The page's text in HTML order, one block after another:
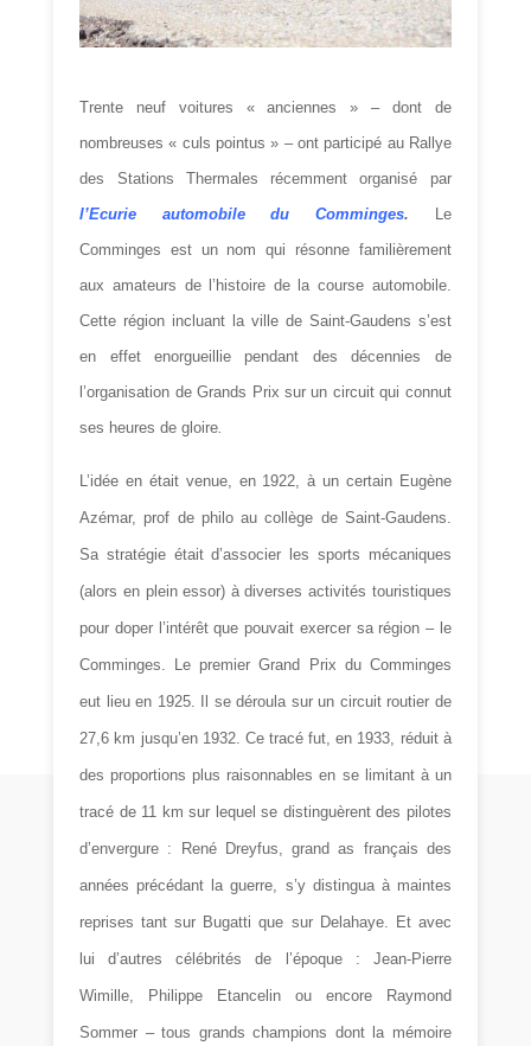
Trente neuf voitures « anciennes » – dont de
nombreuses « culs pointus » – ont participé au Rallye
des Stations Thermales récemment organisé par
l’Ecurie automobile du Comminges.
Le
Comminges est un nom qui résonne familièrement
aux amateurs de l’histoire de la course automobile.
Cette région incluant la ville de Saint-Gaudens s’est
en effet enorgueillie pendant des décennies de
l’organisation de Grands Prix sur un circuit qui connut
ses heures de gloire.
L’idée en était venue, en 1922, à un certain Eugène
Azémar, prof de philo au collège de Saint-Gaudens.
Sa stratégie était d’associer les sports mécaniques
(alors en plein essor) à diverses activités touristiques
pour doper l’intérêt que pouvait exercer sa région – le
Comminges. Le premier Grand Prix du Comminges
eut lieu en 1925. Il se déroula sur un circuit routier de
27,6 km jusqu’en 1932. Ce tracé fut, en 1933, réduit à
des proportions plus raisonnables en se limitant à un
tracé de 11 km sur lequel se distinguèrent des pilotes
d’envergure : René Dreyfus, grand as français des
années précédant la guerre, s’y distingua à maintes
reprises tant sur Bugatti que sur Delahaye. Et avec
lui d’autres célébrités de l’époque : Jean-Pierre
Wimille, Philippe Etancelin ou encore Raymond
Sommer – tous grands champions dont la mémoire